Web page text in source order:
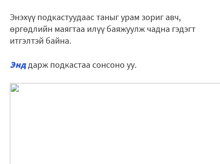
Энэхүү подкастуудаас таныг урам зориг авч,
өргөдлийн маягтаа илүү баяжуулж чадна гэдэгт
итгэлтэй байна.
Энддарж подкастаа сонсоно уу.